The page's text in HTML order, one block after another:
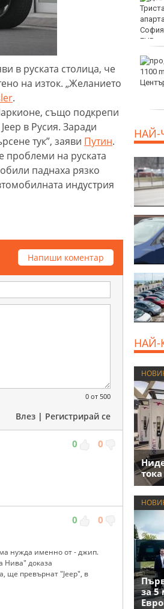
в руската столица, че
на изток. „Желанието
.
също подкрепи
в Русия. Заради
тук”, заяви Путин.
проблеми на руската
паднаха рязко
индустрия
Напиши коментар
0 от 500
Влез | Регистрирай се
0 0
0 0
нужда именно от - джип.
Нива" доказа
ще превърнат "Jeep", в
ловния сезон за пернат
дивеч
Атлетик (Провадия) за
Аматьорската купа
НАЙ-
НАЙ-
за 5